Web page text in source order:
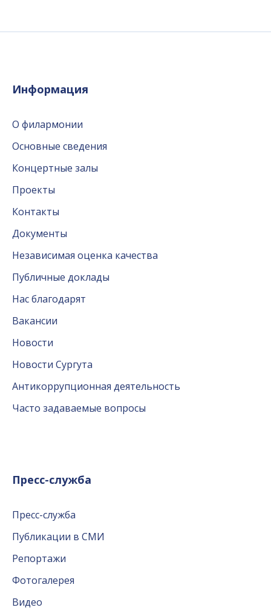
Информация
О филармонии
Основные сведения
Концертные залы
Проекты
Контакты
Документы
Независимая оценка качества
Публичные доклады
Нас благодарят
Вакансии
Новости
Новости Сургута
Антикоррупционная деятельность
Часто задаваемые вопросы
Пресс-служба
Пресс-служба
Публикации в СМИ
Репортажи
Фотогалерея
Видео